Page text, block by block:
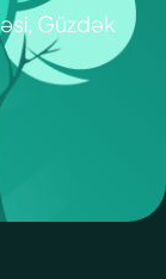
Güzdək